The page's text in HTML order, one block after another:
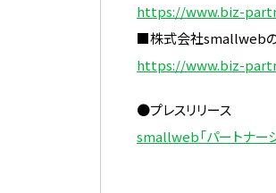
https://www.biz-
■株式会社smallwebの
https://www.biz-
●プレスリリース
smallweb「パートナー